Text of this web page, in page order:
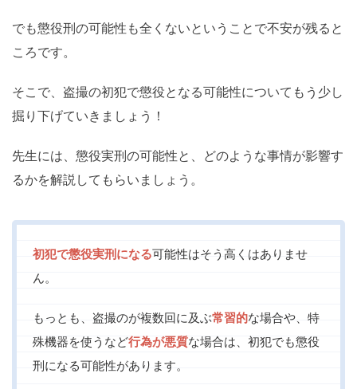
でも懲役刑の可能性も全くないということで不安が残ると
ころです。
そこで、盗撮の初犯で懲役となる可能性についてもう少し
掘り下げていきましょう！
先生には、懲役実刑の可能性と、どのような事情が影響す
るかを解説してもらいましょう。
初犯で懲役実刑になる可能性はそう高くはありませ
ん。
もっとも、盗撮のが複数回に及ぶ常習的な場合や、特
殊機器を使うなど行為が悪質な場合は、初犯でも懲役
刑になる可能性があります。